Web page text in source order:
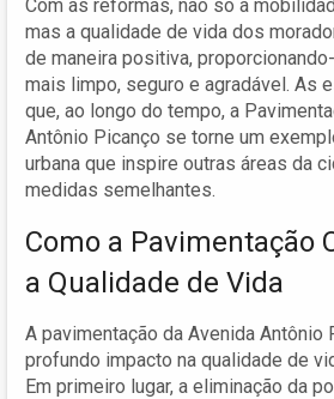
Com as reformas, não só a
mas a qualidade de vida dos
de maneira positiva,
mais limpo, seguro e agradável. As
que, ao longo do tempo, a
Antônio Picanço se torne um
urbana que inspire outras áreas da
medidas semelhantes.
Como a Pavimentação
a Qualidade de Vida
A pavimentação da Avenida Antônio
profundo impacto na qualidade de
Em primeiro lugar, a eliminação da